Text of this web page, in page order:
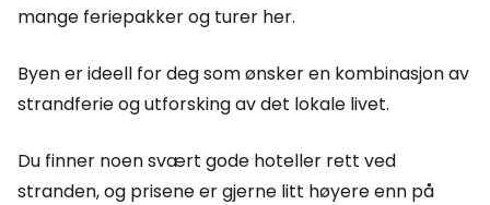
mange feriepakker og turer her.
Byen er ideell for deg som ønsker en kombinasjon av
strandferie og utforsking av det lokale livet.
Du finner noen svært gode hoteller rett ved
stranden, og prisene er gjerne litt høyere enn på